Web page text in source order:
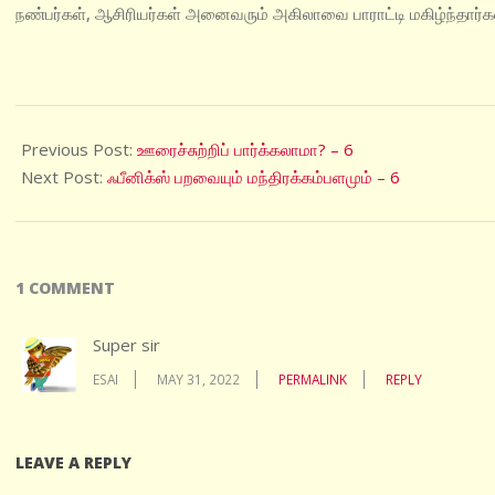
நண்பர்கள், ஆசிரியர்கள் அனைவரும் அகிலாவை பாராட்டி
05-
15
Previous Post: ஊரைச்சுற்றிப் பார்க்கலாமா? – 6
Next Post: ஃபீனிக்ஸ் பறவையும் மந்திரக்கம்பளமும் – 6
1 COMMENT
Super sir
ESAI MAY 31, 2022 PERMALINK REPLY
LEAVE A REPLY